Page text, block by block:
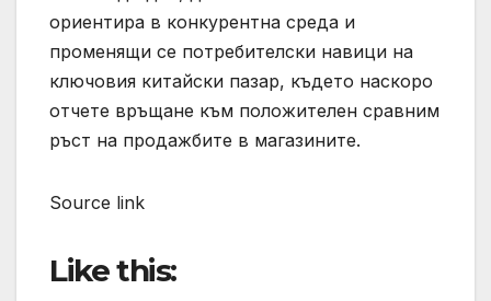
ориентира в конкурентна среда и
променящи се потребителски навици на
ключовия китайски пазар, където наскоро
отчете връщане към положителен сравним
ръст на продажбите в магазините.
Source link
Like this: